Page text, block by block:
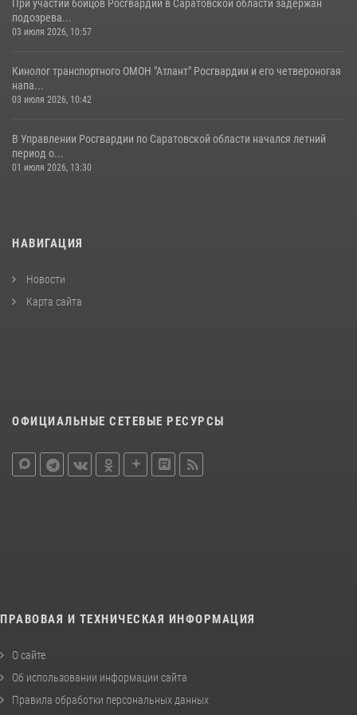
При участии бойцов Росгвардии в Саратовской области задержан
подозрева...
03 июля 2026, 10:57
Кинолог транспортного ОМОН "Атлант" Росгвардии и его четвероногая
напа...
03 июля 2026, 10:42
В Управлении Росгвардии по Саратовской области начался летний
период о...
01 июля 2026, 13:30
НАВИГАЦИЯ
Новости
Карта сайта
ОФИЦИАЛЬНЫЕ СЕТЕВЫЕ РЕСУРСЫ
ПРАВОВАЯ И ТЕХНИЧЕСКАЯ ИНФОРМАЦИЯ
О сайте
Об использовании информации сайта
Правила обработки персональных данных